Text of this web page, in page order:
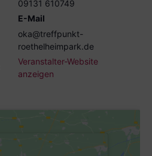
09131 610749
E-Mail
oka@treffpunkt-
roethelheimpark.de
Veranstalter-Website
anzeigen